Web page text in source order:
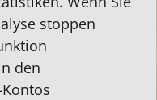
stoppen
den